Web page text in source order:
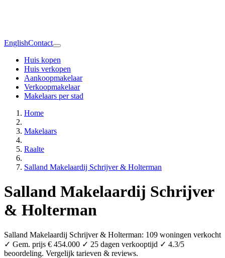
EnglishContact
Huis kopen
Huis verkopen
Aankoopmakelaar
Verkoopmakelaar
Makelaars per stad
Home
Makelaars
Raalte
Salland Makelaardij Schrijver & Holterman
Salland Makelaardij Schrijver
& Holterman
Salland Makelaardij Schrijver & Holterman: 109 woningen verkocht
✓ Gem. prijs € 454.000 ✓ 25 dagen verkooptijd ✓ 4.3/5
beoordeling. Vergelijk tarieven & reviews.